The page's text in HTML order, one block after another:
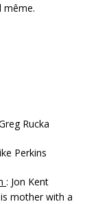
même.
Rucka
Perkins
: Jon Kent
mother with a